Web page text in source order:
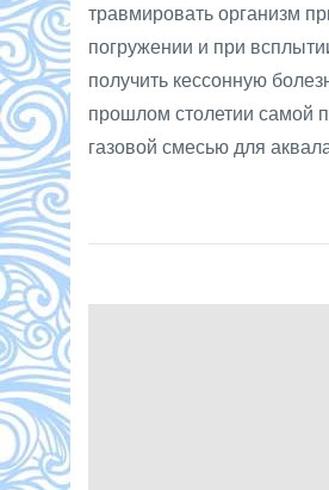
травмировать организм
погружении и при
получить кессонную
прошлом столетии самой
газовой смесью для